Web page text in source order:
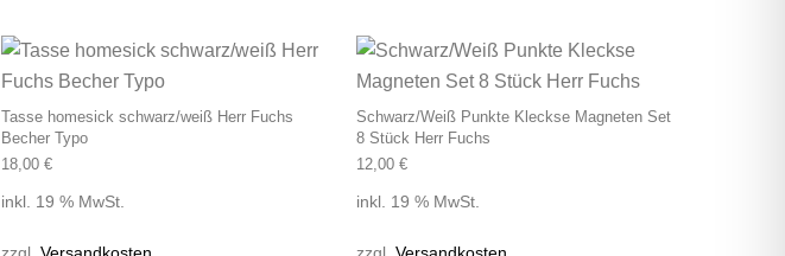
Tasse homesick schwarz/weiß Herr Fuchs
Becher Typo
18,00 €
inkl. 19 % MwSt.
zzgl. Versandkosten
Schwarz/Weiß Punkte Kleckse Magneten Set
8 Stück Herr Fuchs
12,00 €
inkl. 19 % MwSt.
zzgl. Versandkosten